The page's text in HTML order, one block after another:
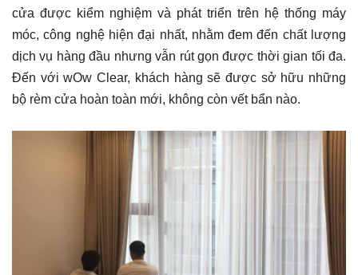
cửa được kiểm nghiệm và phát triển trên hệ thống máy
móc, công nghệ hiện đại nhất, nhằm đem đến chất lượng
dịch vụ hàng đầu nhưng vẫn rút gọn được thời gian tối đa.
Đến với wOw Clear, khách hàng sẽ được sở hữu những
bộ rèm cửa hoàn toàn mới, không còn vết bẩn nào.